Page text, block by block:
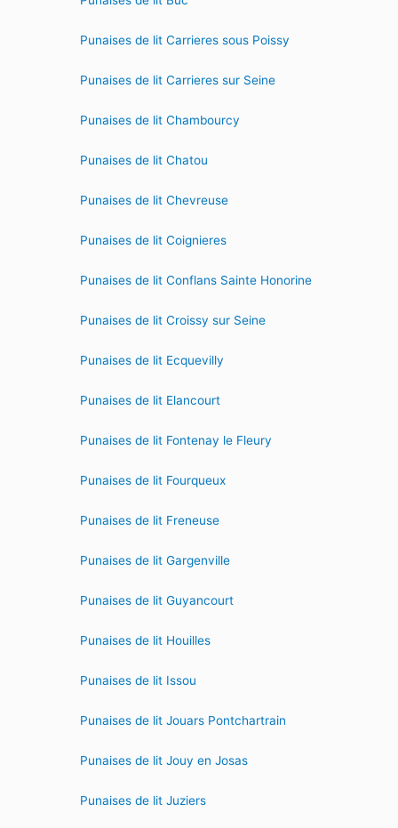
Punaises de lit Carrieres sous Poissy
Punaises de lit Carrieres sur Seine
Punaises de lit Chambourcy
Punaises de lit Chatou
Punaises de lit Chevreuse
Punaises de lit Coignieres
Punaises de lit Conflans Sainte Honorine
Punaises de lit Croissy sur Seine
Punaises de lit Ecquevilly
Punaises de lit Elancourt
Punaises de lit Fontenay le Fleury
Punaises de lit Fourqueux
Punaises de lit Freneuse
Punaises de lit Gargenville
Punaises de lit Guyancourt
Punaises de lit Houilles
Punaises de lit Issou
Punaises de lit Jouars Pontchartrain
Punaises de lit Jouy en Josas
Punaises de lit Juziers